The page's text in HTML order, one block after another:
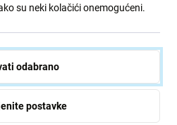
se
su neki kolačići onemogućeni.
odabrano
postavke